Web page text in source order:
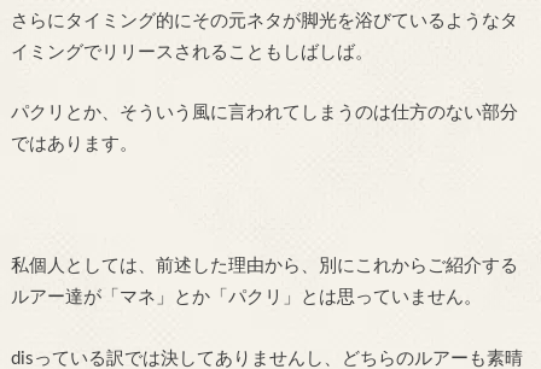
さらにタイミング的にその元ネタが脚光を浴びているようなタ
イミングでリリースされることもしばしば。
パクリとか、そういう風に言われてしまうのは仕方のない部分
ではあります。
私個人としては、前述した理由から、別にこれからご紹介する
ルアー達が「マネ」とか「パクリ」とは思っていません。
disっている訳では決してありませんし、どちらのルアーも素晴